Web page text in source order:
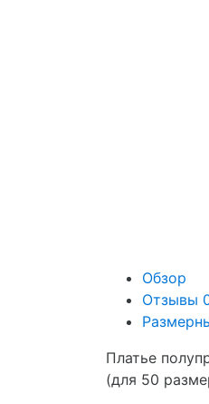
Обзор
Отзывы
Платье
(для 50